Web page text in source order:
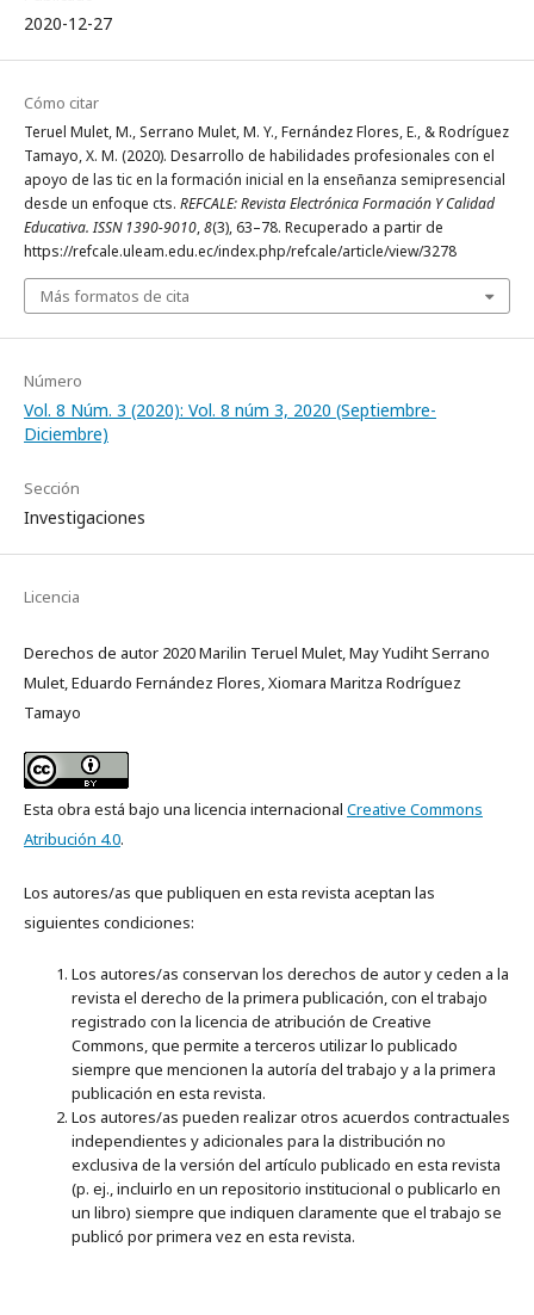
2020-12-27
Cómo citar
Teruel Mulet, M., Serrano Mulet, M. Y., Fernández Flores, E., & Rodríguez
Tamayo, X. M. (2020). Desarrollo de habilidades profesionales con el
apoyo de las tic en la formación inicial en la enseñanza semipresencial
desde un enfoque cts. REFCALE: Revista Electrónica Formación Y Calidad
Educativa. ISSN 1390-9010,8(3), 63–78. Recuperado a partir de
https://refcale.uleam.edu.ec/index.php/refcale/article/view/3278
Más formatos de cita
Número
Vol. 8 Núm. 3 (2020): Vol. 8 núm 3, 2020 (Septiembre-
Diciembre)
Sección
Investigaciones
Licencia
Derechos de autor 2020 Marilin Teruel Mulet, May Yudiht Serrano
Mulet, Eduardo Fernández Flores, Xiomara Maritza Rodríguez
Tamayo
Esta obra está bajo una licencia internacional Creative Commons
Atribución 4.0.
Los autores/as que publiquen en esta revista aceptan las
siguientes condiciones:
Los autores/as conservan los derechos de autor y ceden a la
revista el derecho de la primera publicación, con el trabajo
registrado con la licencia de atribución de Creative
Commons, que permite a terceros utilizar lo publicado
siempre que mencionen la autoría del trabajo y a la primera
publicación en esta revista.
Los autores/as pueden realizar otros acuerdos contractuales
independientes y adicionales para la distribución no
exclusiva de la versión del artículo publicado en esta revista
(p. ej., incluirlo en un repositorio institucional o publicarlo en
un libro) siempre que indiquen claramente que el trabajo se
publicó por primera vez en esta revista.